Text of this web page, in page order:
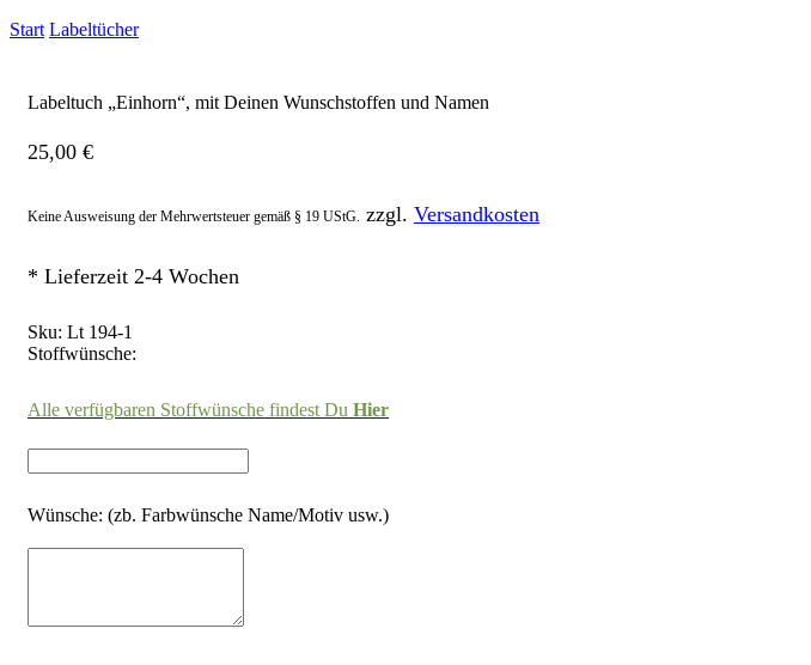
Start Labeltücher
Labeltuch „Einhorn“, mit Deinen Wunschstoffen und Namen
25,00 €
Keine Ausweisung der Mehrwertsteuer gemäß § 19 UStG. zzgl. Versandkosten
* Lieferzeit 2-4 Wochen
Sku: Lt 194-1
Stoffwünsche:
Alle verfügbaren Stoffwünsche findest Du Hier
Wünsche: (zb. Farbwünsche Name/Motiv usw.)